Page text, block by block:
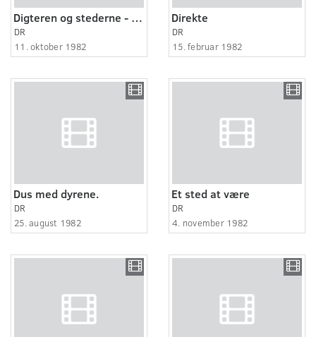
Digteren og stederne - Steen Steensen Blicher
DR
11. oktober 1982
Direkte
DR
15. februar 1982
Dus med dyrene.
DR
25. august 1982
Et sted at være
DR
4. november 1982